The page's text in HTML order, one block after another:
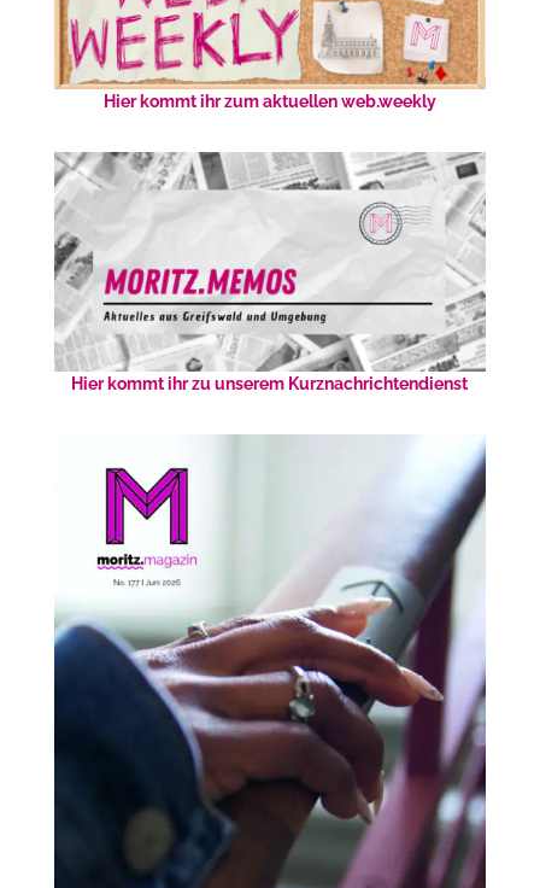
Hier kommt ihr zum aktuellen web.weekly
Hier kommt ihr zu unserem Kurznachrichtendienst